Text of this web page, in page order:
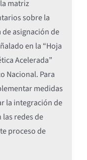
matriz
sobre la
asignación de
en la “Hoja
Acelerada”
Nacional. Para
medidas
la integración de
redes de
proceso de